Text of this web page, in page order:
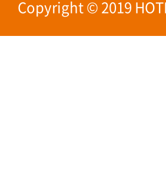
Copyright © 2019